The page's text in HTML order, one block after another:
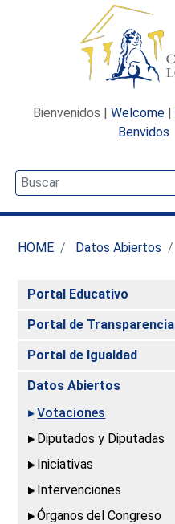
Bienvenidos | Welcome |
Benvidos
HOME Datos Abiertos
Portal Educativo
Portal de Transparencia
Portal de Igualdad
Datos Abiertos
Votaciones
Diputados y Diputadas
Iniciativas
Intervenciones
Órganos del Congreso